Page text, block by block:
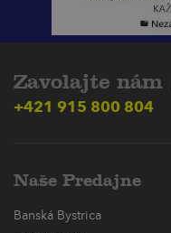
Zavolajte nám
+421 915 800 804
Naše Predajne
Banská Bystrica